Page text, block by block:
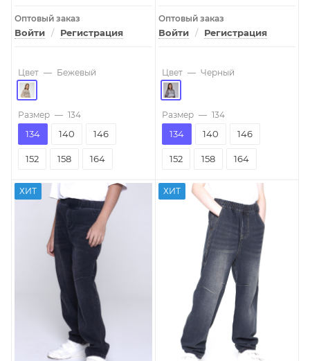
Оптовый заказ
Войти / Регистрация
Цвет — Бежевый
Размер — 134
134 140 146
152 158 164
Оптовый заказ
Войти / Регистрация
Цвет — Черный
Размер — 134
134 140 146
152 158 164
ХИТ ХИТ